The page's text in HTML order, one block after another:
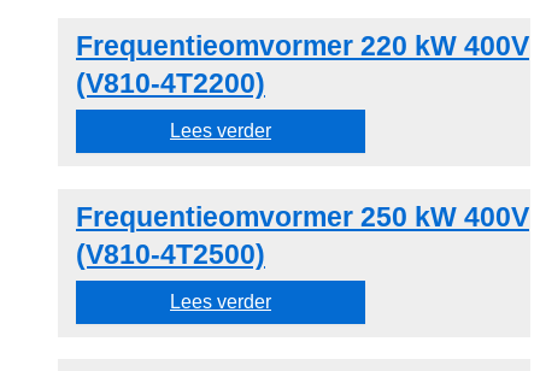
Frequentieomvormer 220 kW 400V
(V810-4T2200)
Lees verder
Frequentieomvormer 250 kW 400V
(V810-4T2500)
Lees verder